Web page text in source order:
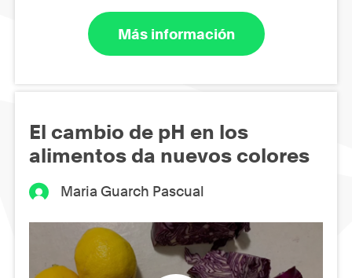
Más información
El cambio de pH en los
alimentos da nuevos colores
Maria Guarch Pascual